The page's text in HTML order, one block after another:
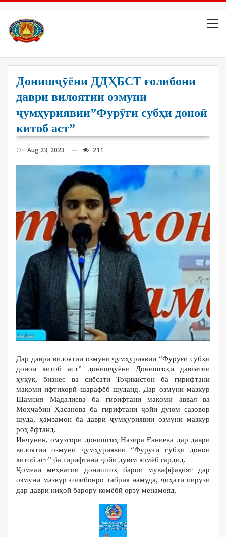
Донишҷӯёни ДДҲБСТ ғолибони
даври вилоятии озмуни
ҷумҳуриявии”Фурӯғи субҳи доноӣ
китоб аст”
On Aug 23, 2023 211
Дар даври вилоятии озмуни ҷумҳуриявии “Фурӯғи субҳи
доноӣ китоб аст” донишҷӯёни Донишгоҳи давлатии
ҳуқуқ, бизнес ва сиёсати Тоҷикистон ба гирифтани
мақоми ифтихорӣ шарафёб шуданд. Дар озмуни мазкур
Шамсия Мадалиева ба гирифтани мақоми аввал ва
Моҳҷабин Ҳасанова ба гирифтани ҷойи дуюм сазовор
шуда, ҳамзамон ба даври ҷумҳуриявии озмуни мазкур
роҳ ёфтанд.
Инчунин, омӯзгори донишгоҳ Назира Ғаниева дар даври
вилоятии озмуни ҷумҳуриявии “Фурӯғи субҳи доноӣ
китоб аст” ба гирифтани ҷойи дуюм комёб гардид.
Ҷомеаи меҳнатии донишгоҳ барои муваффақият дар
озмуни мазкур ғолибонро табрик намуда, ҷиҳати пирӯзӣ
дар даври ниҳоӣ барору комёбӣ орзу менамояд.